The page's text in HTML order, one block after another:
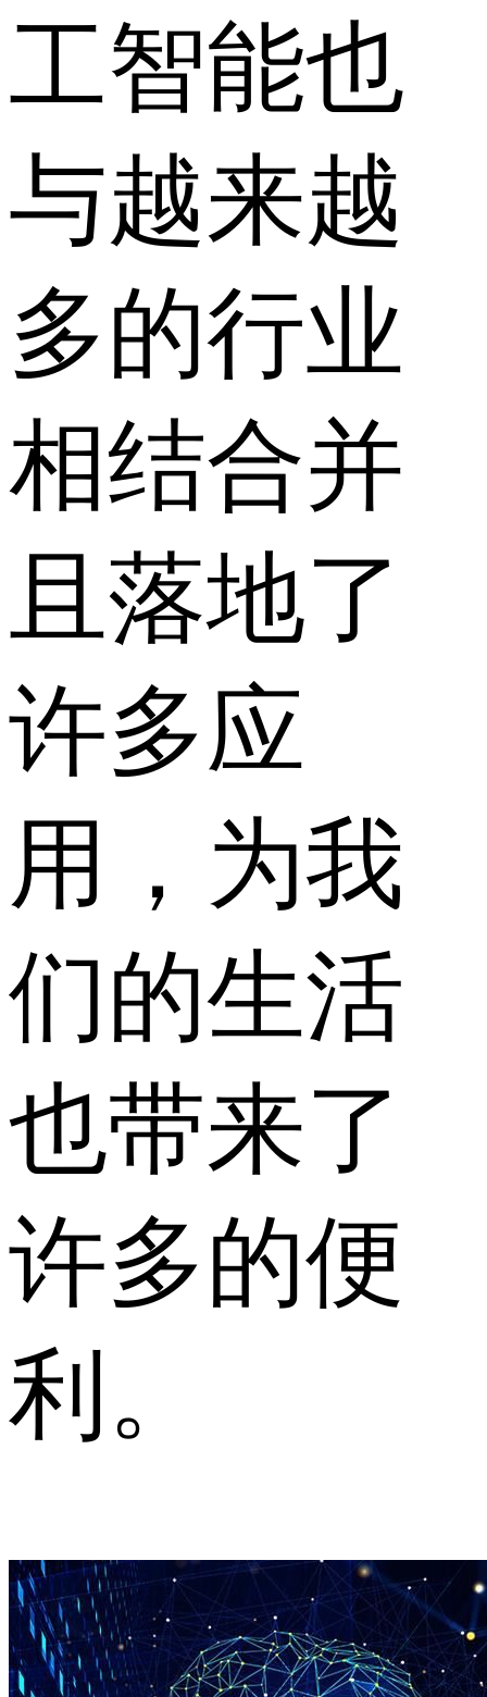
工智能也
与越来越
多的行业
相结合并
且落地了
许多应
用，为我
们的生活
也带来了
许多的便
利。